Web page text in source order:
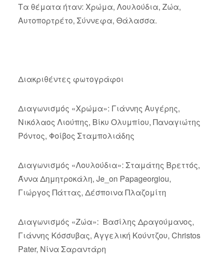
Τα θέματα ήταν: Χρώμα, Λουλούδια, Ζώα,
Αυτοπορτρέτο, Σύννεφα, Θάλασσα.
Διακριθέντες φωτογράφοι
Διαγωνισμός «Χρώμα»: Γιάννης Αυγέρης,
Νικόλαος Λιούπης, Βίκυ Ολυμπίου, Παναγιώτης
Ρόντος, Φοίβος Σταμπολιάδης
Διαγωνισμός «Λουλούδια»: Σταμάτης Βρεττός,
Άννα Δημητροκάλη, Je_on Papageorgiou,
Γιώργος Πάττας, Δέσποινα Πλαζομίτη
Διαγωνισμός «Ζώα»: Βασίλης Δραγούμανος,
Γιάννης Κόσσυβας, Αγγελική Κούντζου, Christos
Pater, Νίνα Σαραντάρη